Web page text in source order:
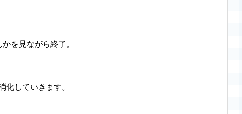
を見ながら終了。
化していきます。